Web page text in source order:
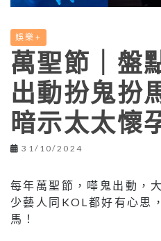
娛樂+
萬聖節｜盤
出動扮鬼扮
暗示太太懷
31/10/2024
每年萬聖節，嘩鬼出動，
少藝人同KOL都好有心思
馬！